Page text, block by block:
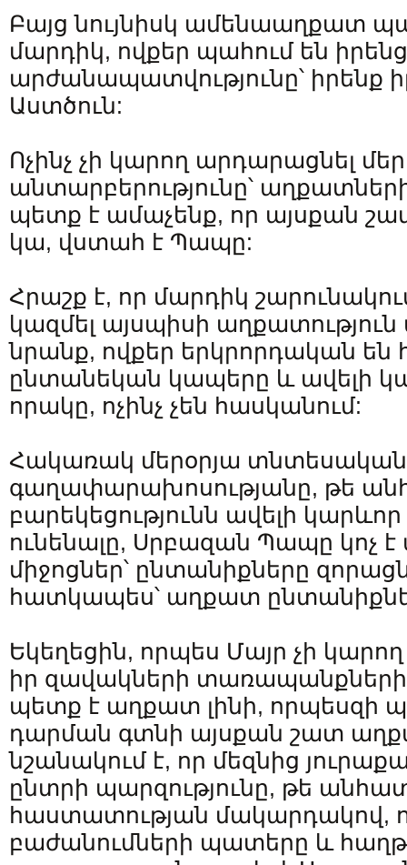
Բայց նույնիսկ ամենաաղքատ
մարդիկ, ովքեր պահում են իրենց
արժանապատվությունը՝ իրենք
Աստծուն:
Ոչինչ չի կարող արդարացնել մեր
անտարբերությունը՝
պետք է ամաչենք, որ այսքան
կա, վստահ է Պապը:
Հրաշք է, որ մարդիկ
կազմել այսպիսի
նրանք, ովքեր երկրորդական են
ընտանեկան կապերը և ավելի
որակը, ոչինչ չեն հասկանում:
Հակառակ մերօրյա տնտեսական
գաղափարախոսությանը, թե
բարեկեցությունն ավելի
ունենալը, Սրբազան Պապը կոչ է
միջոցներ՝ ընտանիքները
հատկապես՝ աղքատ
Եկեղեցին, որպես Մայր չի կարող
իր զավակների
պետք է աղքատ լինի, որպեսզի
դարման գտնի այսքան շատ
նշանակում է, որ մեզնից
ընտրի պարզությունը, թե
հաստատության մակարդակով,
բաժանումների պատերը և